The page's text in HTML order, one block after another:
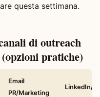
questa settimana.
di outreach
pratiche)
Email
PR/Marketing
LinkedIn/